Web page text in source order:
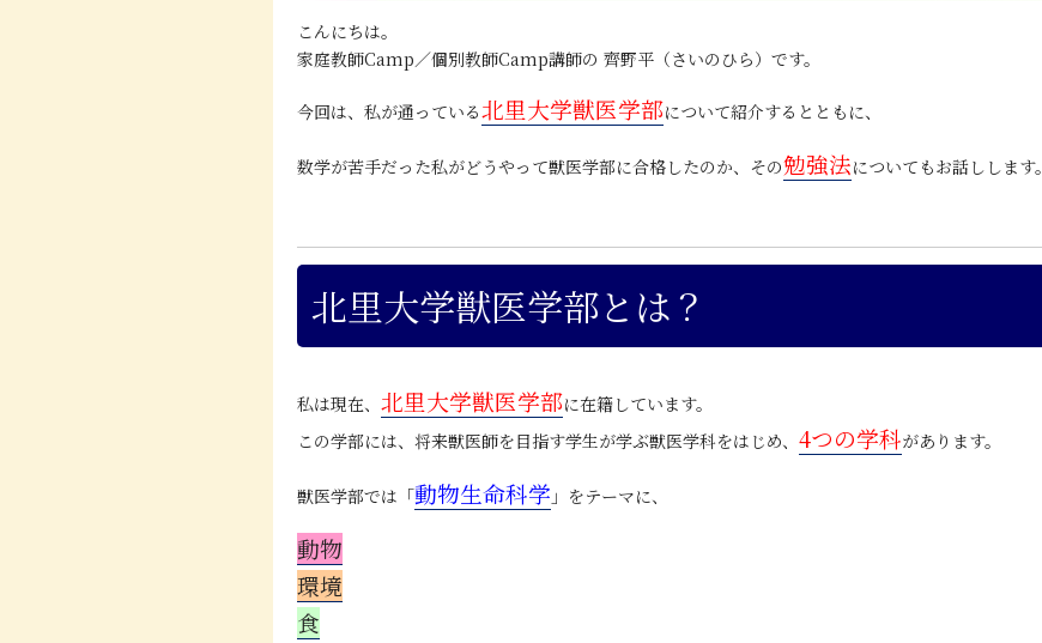
こんにちは。
家庭教師Camp／個別教師Camp講師の 齊野平（さいのひら）です。
今回は、私が通っている北里大学獣医学部について紹介するとともに、
数学が苦手だった私がどうやって獣医学部に合格したのか、その勉強法についてもお話しします。
北里大学獣医学部とは？
私は現在、 北里大学獣医学部に在籍しています。
この学部には、将来獣医師を目指す学生が学ぶ獣医学科をはじめ、 4つの学科があります。
獣医学部では「動物生命科学 」をテーマに、
動物
環境
食